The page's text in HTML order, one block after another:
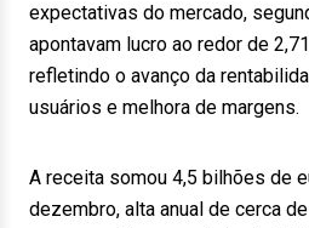
expectativas do mercado,
apontavam lucro ao redor de
refletindo o avanço da
usuários e melhora de margens.
A receita somou 4,5 bilhões de
dezembro, alta anual de cerca